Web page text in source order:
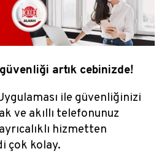
artık cebinizde!
ile güvenliğinizi
ve akıllı telefonunuz
hizmetten
çok kolay.